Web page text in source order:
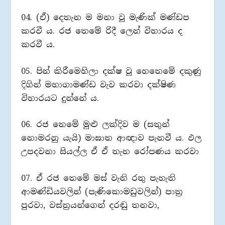
04. (ඒ) දෙතැන ම මනා වූ මැණික් මණ්ඩප
කරවී ය. රජ තෙමේ රිදී ලෙන් විහාරය ද
කරවී ය.
05. පින් කිරීමෙහිලා දක්ෂ වූ හෙතෙමේ දකුණු
දිගින් මහාගාමණ්ඩ වැව කරවා දක්ෂිණ
විහාරයට දුන්නේ ය.
06. රජ තෙමේ මුළු ලක්දිව ම (සතුන්
නොමරනු යැයි) මාඝාත ආඥාව පැනවී ය. ඵල
උපදවනා සියල්ල ඒ ඒ තැන රෝපණය කරවා
07. ඒ රජ තෙමේ මස් වැනි රතු පැහැති
ආමණ්ඩියවලින් (පැණිකොමඩුවලින්) පාත්‍ර
පුරවා, වස්ත්‍රයන්ගෙන් දරඬු තනවා,